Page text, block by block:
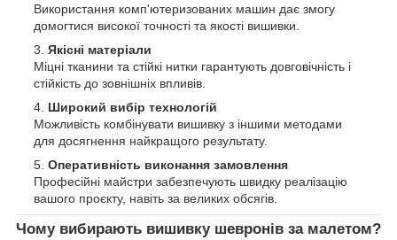
Використання комп'ютеризованих машин дає змогу
домогтися високої точності та якості вишивки.
Якісні матеріали
Міцні тканини та стійкі нитки гарантують довговічність і
стійкість до зовнішніх впливів.
Широкий вибір технологій
Можливість комбінувати вишивку з іншими методами
для досягнення найкращого результату.
Оперативність виконання замовлення
Професійні майстри забезпечують швидку реалізацію
вашого проєкту, навіть за великих обсягів.
Чому вибирають вишивку шевронів за малетом?